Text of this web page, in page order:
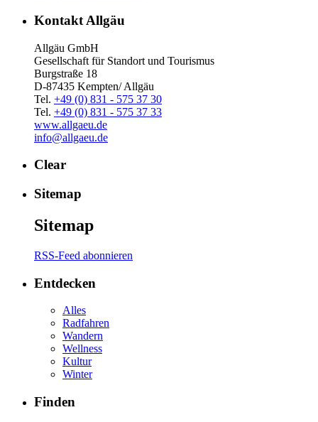
Kontakt Allgäu
Allgäu GmbH
Gesellschaft für Standort und Tourismus
Burgstraße 18
D-87435 Kempten/ Allgäu
Tel. +49 (0) 831 - 575 37 30
Tel. +49 (0) 831 - 575 37 33
www.allgaeu.de
info@allgaeu.de
Clear
Sitemap
Sitemap
RSS-Feed abonnieren
Entdecken
Alles
Radfahren
Wandern
Wellness
Kultur
Winter
Finden